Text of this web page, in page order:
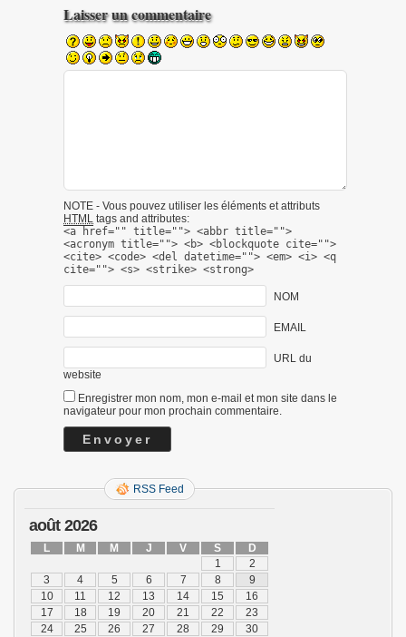
Laisser un commentaire
NOTE - Vous pouvez utiliser les éléments et attributs
HTML tags and attributes:
<a href="" title=""> <abbr title="">
<acronym title=""> <b> <blockquote cite="">
<cite> <code> <del datetime=""> <em> <i> <q
cite=""> <s> <strike> <strong>
NOM
EMAIL
URL du
website
Enregistrer mon nom, mon e-mail et mon site dans le
navigateur pour mon prochain commentaire.
RSS Feed
août 2026
L M M J V S
D
1
2
3
4 5 6 7 8
9
10
11 12 13 14 15
16
17
18 19 20 21 22
23
24
25 26 27 28 29
30